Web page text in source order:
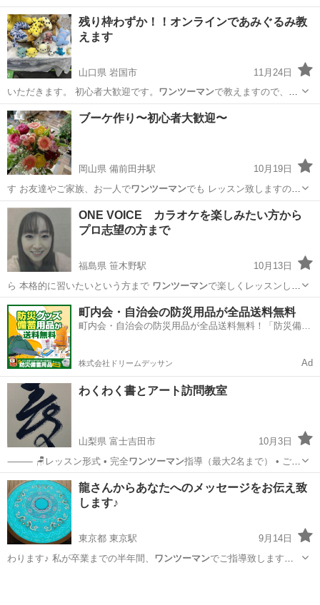
残り枠わずか！！オンラインであみぐるみ教
えます
山口県 岩国市
11月24日
いただきます。 初心者大歓迎です。 ワンツーマンで教えますので、分
からない所はすぐ…
山口 岩国市 編み物
ブーケ作り〜初心者大歓迎〜
岡山県 備前田井駅
10月19日
す お友達やご家族、お一人でワンツーマンでも レッスン致しますので
ぜ…
岡山 玉野市 ブーケ
ONE VOICE カラオケを楽しみたい方から
プロ志望の方まで
福島県 笹木野駅
10月13日
ら 本格的に習いたいという方まで ワンツーマンで楽しくレッスンして
おります ｢…
福島 福島市 笹木野駅 ボーカル キャッチコピー
町内会・自治会の防災用品が全品送料無料
町内会・自治会の防災用品が全品送料無料！「防災備蓄
株式会社ドリームデッサン Ad
わくわく書とアート訪問教室
山梨県 富士吉田市
10月3日
⸻ 🪑レッスン形式 • 完全ワンツーマン指導（最大2名まで） • ご自
宅…
山梨 富士吉田市 その他 アート
龍さんからあなたへのメッセージをお伝え致
します♪
東京都 東京駅
9月14日
わります♪ 私が卒業までの半年間、 ワンツーマンでご指導致します😊